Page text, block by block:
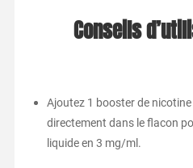
Conseils
Ajoutez 1 booster de nicotine
directement dans le flacon
liquide en 3 mg/ml.